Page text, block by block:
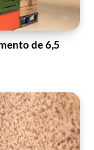
de 6,5